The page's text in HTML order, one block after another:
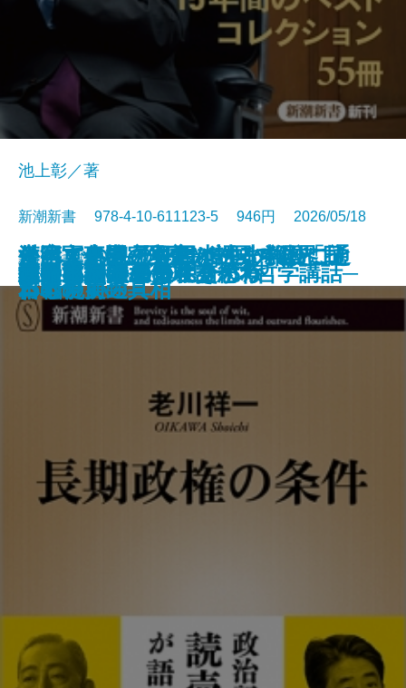
愛知県は天下を取るがね
猫のいる人生
反復する昭和史
推したちとどう生きるか
高野連
すべての人の死因は生まれたこと
である
ヒトと音楽の進化論
星野源論
本とは何か
知の本棚
池上彰／著
新潮新書 978-4-10-611123-5 946円 2026/05/18
新書電子書籍あり
長期政権の条件
外国人患者─医療ツーリズムと日
本の現実─
天皇への敗北─シリーズ哲学講話─
コミュ力不要の社交術
台湾軍事機密文書が語る中国「抗
日戦争」の真相
それでも息子を日本の小学校に通
わせたい
漢字文化圏の興亡─中国の限界、
日本の前途─
人生不案内
武器としての日本語思考
運命まかせ